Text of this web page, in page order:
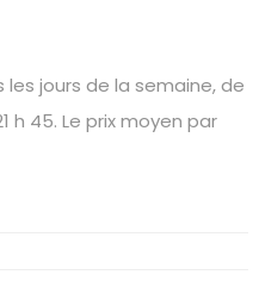
jours de la semaine, de
h 45. Le prix moyen par